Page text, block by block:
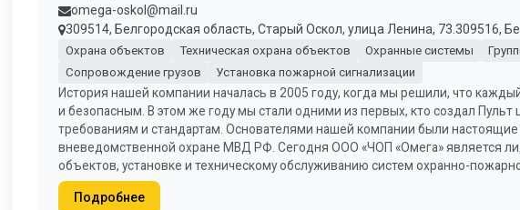
omega-oskol@mail.ru
309514, Белгородская область, Старый Оскол, улица Ленина, 73.309516,
Охрана объектов Техническая охрана объектов Охранные системы
Сопровождение грузов
Установка пожарной сигнализации
История нашей компании началась в 2005 году, когда мы решили, что
и безопасным. В этом же году мы стали одними из первых, кто создал
требованиям и стандартам. Основателями нашей компании были
вневедомственной охране МВД РФ. Сегодня ООО «ЧОП «Омега» является
объектов, установке и техническому обслуживанию систем охранно-
Подробнее